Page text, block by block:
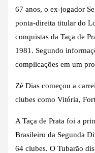
67 anos, o ex-jogador
ponta-direita titular do
conquistas da Taça de
1981. Segundo
complicações em um
Zé Dias começou a
clubes como Vitória,
A Taça de Prata foi a
Brasileiro da Segunda
64 clubes. O Tubarão